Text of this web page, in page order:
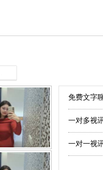
免费文字
一对多视
一对一视